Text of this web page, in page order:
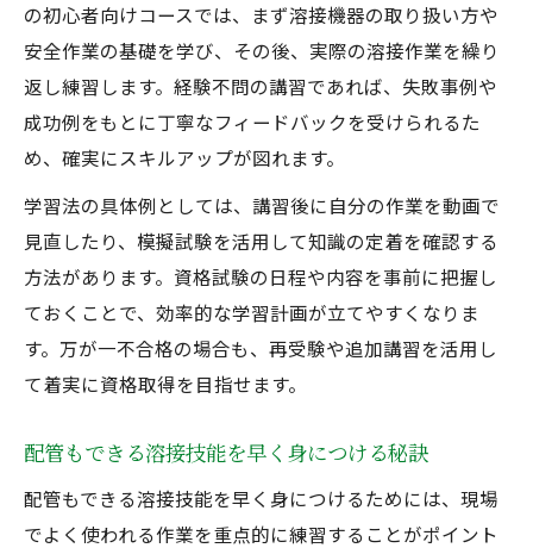
の初心者向けコースでは、まず溶接機器の取り扱い方や
安全作業の基礎を学び、その後、実際の溶接作業を繰り
返し練習します。経験不問の講習であれば、失敗事例や
成功例をもとに丁寧なフィードバックを受けられるた
め、確実にスキルアップが図れます。
学習法の具体例としては、講習後に自分の作業を動画で
見直したり、模擬試験を活用して知識の定着を確認する
方法があります。資格試験の日程や内容を事前に把握し
ておくことで、効率的な学習計画が立てやすくなりま
す。万が一不合格の場合も、再受験や追加講習を活用し
て着実に資格取得を目指せます。
配管もできる溶接技能を早く身につける秘訣
配管もできる溶接技能を早く身につけるためには、現場
でよく使われる作業を重点的に練習することがポイント